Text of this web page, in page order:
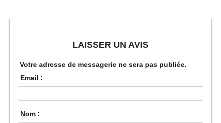
LAISSER UN AVIS
Votre adresse de messagerie ne sera pas publiée.
Email :
Nom :